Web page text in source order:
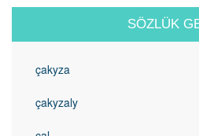
SÖZLÜK
çakyza
çakyzaly